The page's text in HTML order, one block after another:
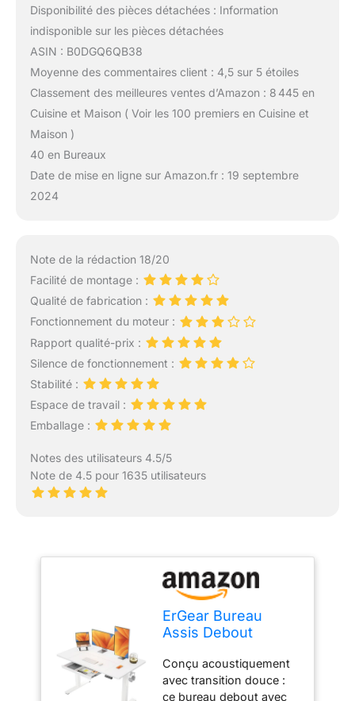
Disponibilité des pièces détachées : Information
indisponible sur les pièces détachées
ASIN : B0DGQ6QB38
Moyenne des commentaires client : 4,5 sur 5 étoiles
Classement des meilleures ventes d’Amazon : 8 445 en
Cuisine et Maison ( Voir les 100 premiers en Cuisine et
Maison )
40 en Bureaux
Date de mise en ligne sur Amazon.fr : 19 septembre
2024
Note de la rédaction 18/20
Facilité de montage :
Qualité de fabrication :
Fonctionnement du moteur :
Rapport qualité-prix :
Silence de fonctionnement :
Stabilité :
Espace de travail :
Emballage :
Notes des utilisateurs 4.5/5
Note de 4.5 pour 1635 utilisateurs
ErGear Bureau
Assis Debout
140x80cm,
Blanc+tiroir
Conçu acoustiquement
avec transition douce :
ce bureau debout avec